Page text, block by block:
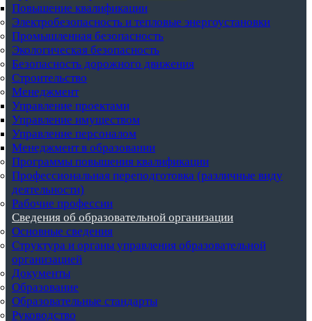
Повышение квалификации
Электробезопасность и тепловые энергоустановки
Промышленная безопасность
Экологическая безопасность
Безопасность дорожного движения
Строительство
Менеджмент
Управление проектами
Управление имуществом
Управление персоналом
Менеджмент в образовании
Программы повышения квалификации
Профессиональная переподготовка (различные виду
деятельности)
Рабочие профессии
Сведения об образовательной организации
Основные сведения
Структура и органы управления образовательной
организацией
Документы
Образование
Образовательные стандарты
Руководство